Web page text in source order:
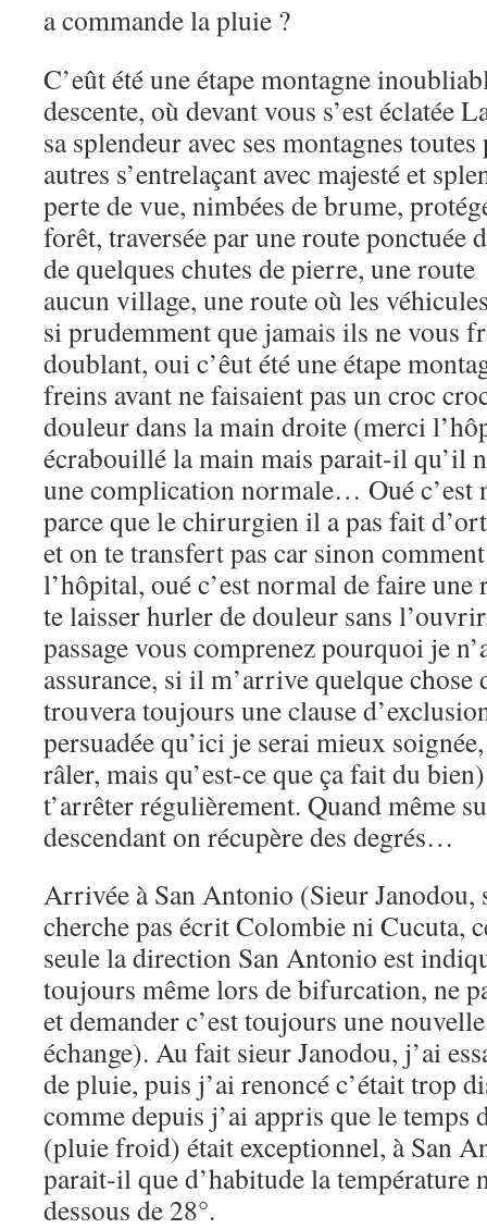
a commande la pluie ?
C’eût été une étape montagne
descente, où devant vous s’est éclatée
sa splendeur avec ses montagnes
autres s’entrelaçant avec majesté et
perte de vue, nimbées de brume,
forêt, traversée par une route ponctuée
de quelques chutes de pierre, une
aucun village, une route où les
si prudemment que jamais ils ne vous
doublant, oui c’êut été une étape
freins avant ne faisaient pas un croc
douleur dans la main droite (merci
écrabouillé la main mais parait-il qu’il
une complication normale… Oué c’est
parce que le chirurgien il a pas fait
et on te transfert pas car sinon
l’hôpital, oué c’est normal de faire une
te laisser hurler de douleur sans
passage vous comprenez pourquoi je
assurance, si il m’arrive quelque chose
trouvera toujours une clause
persuadée qu’ici je serai mieux
râler, mais qu’est-ce que ça fait du
t’arrêter régulièrement. Quand même
descendant on récupère des degrés…
Arrivée à San Antonio (Sieur Janodou,
cherche pas écrit Colombie ni Cucuta,
seule la direction San Antonio est
toujours même lors de bifurcation, ne
et demander c’est toujours une
échange). Au fait sieur Janodou, j’ai
de pluie, puis j’ai renoncé c’était trop
comme depuis j’ai appris que le temps
(pluie froid) était exceptionnel, à San
parait-il que d’habitude la température
dessous de 28°.